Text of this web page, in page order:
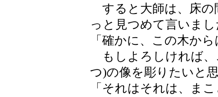
すると大師は、床の
っと見つめて言いま
「確かに、この木か
もしよろしければ、
つ)の像を彫りたいと
「それはそれは、ま